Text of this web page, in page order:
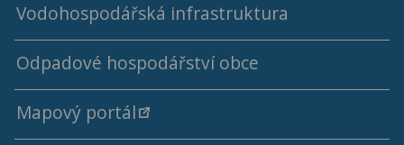
Vodohospodářská infrastruktura
Ceny a kalkulace vodného a stočného
Výsledky rozborů pitné vody
Odpadové hospodářství obce
Mapový portál